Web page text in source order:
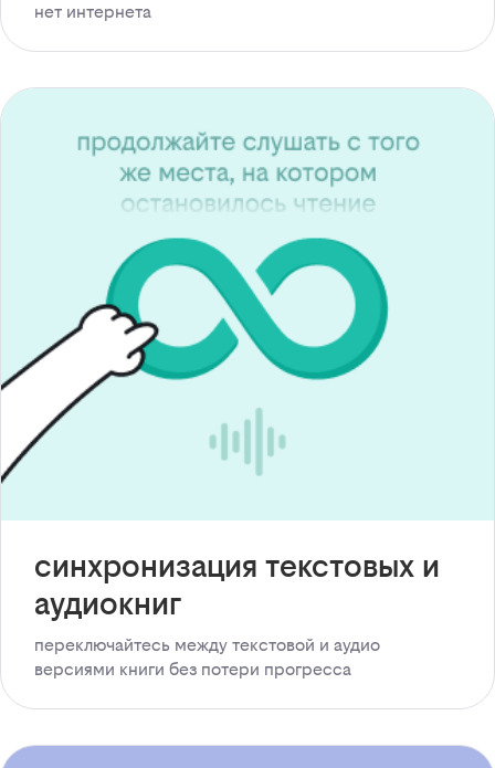
нет интернета
синхронизация текстовых и
аудиокниг
переключайтесь между текстовой и аудио
версиями книги без потери прогресса